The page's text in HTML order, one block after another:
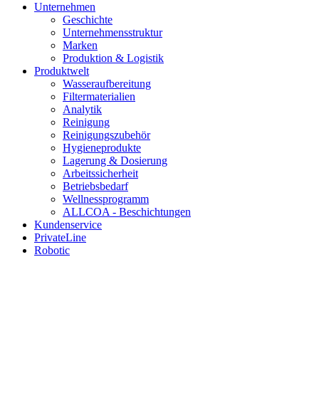
Unternehmen
Geschichte
Unternehmensstruktur
Marken
Produktion & Logistik
Produktwelt
Wasseraufbereitung
Filtermaterialien
Analytik
Reinigung
Reinigungszubehör
Hygieneprodukte
Lagerung & Dosierung
Arbeitssicherheit
Betriebsbedarf
Wellnessprogramm
ALLCOA - Beschichtungen
Kundenservice
PrivateLine
Robotic